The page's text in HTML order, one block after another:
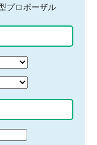
プロポーザル